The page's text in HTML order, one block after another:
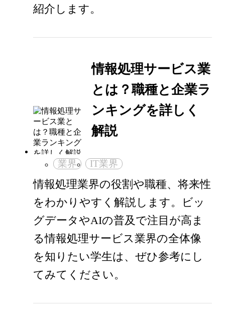
紹介します。
情報処理サービス業
とは？職種と企業ラ
ンキングを詳しく
解説
業界 IT業界
情報処理業界の役割や職種、将来性
をわかりやすく解説します。ビッ
グデータやAIの普及で注目が高ま
る情報処理サービス業界の全体像
を知りたい学生は、ぜひ参考にし
てみてください。